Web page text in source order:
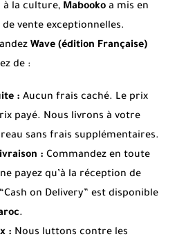
à la culture, Mabooko a mis en
vente exceptionnelles.
Wave (édition Française)
de :
: Aucun frais caché. Le prix
payé. Nous livrons à votre
sans frais supplémentaires.
: Commandez en toute
payez qu’à la réception de
on Delivery” est disponible
.
: Nous luttons contre les